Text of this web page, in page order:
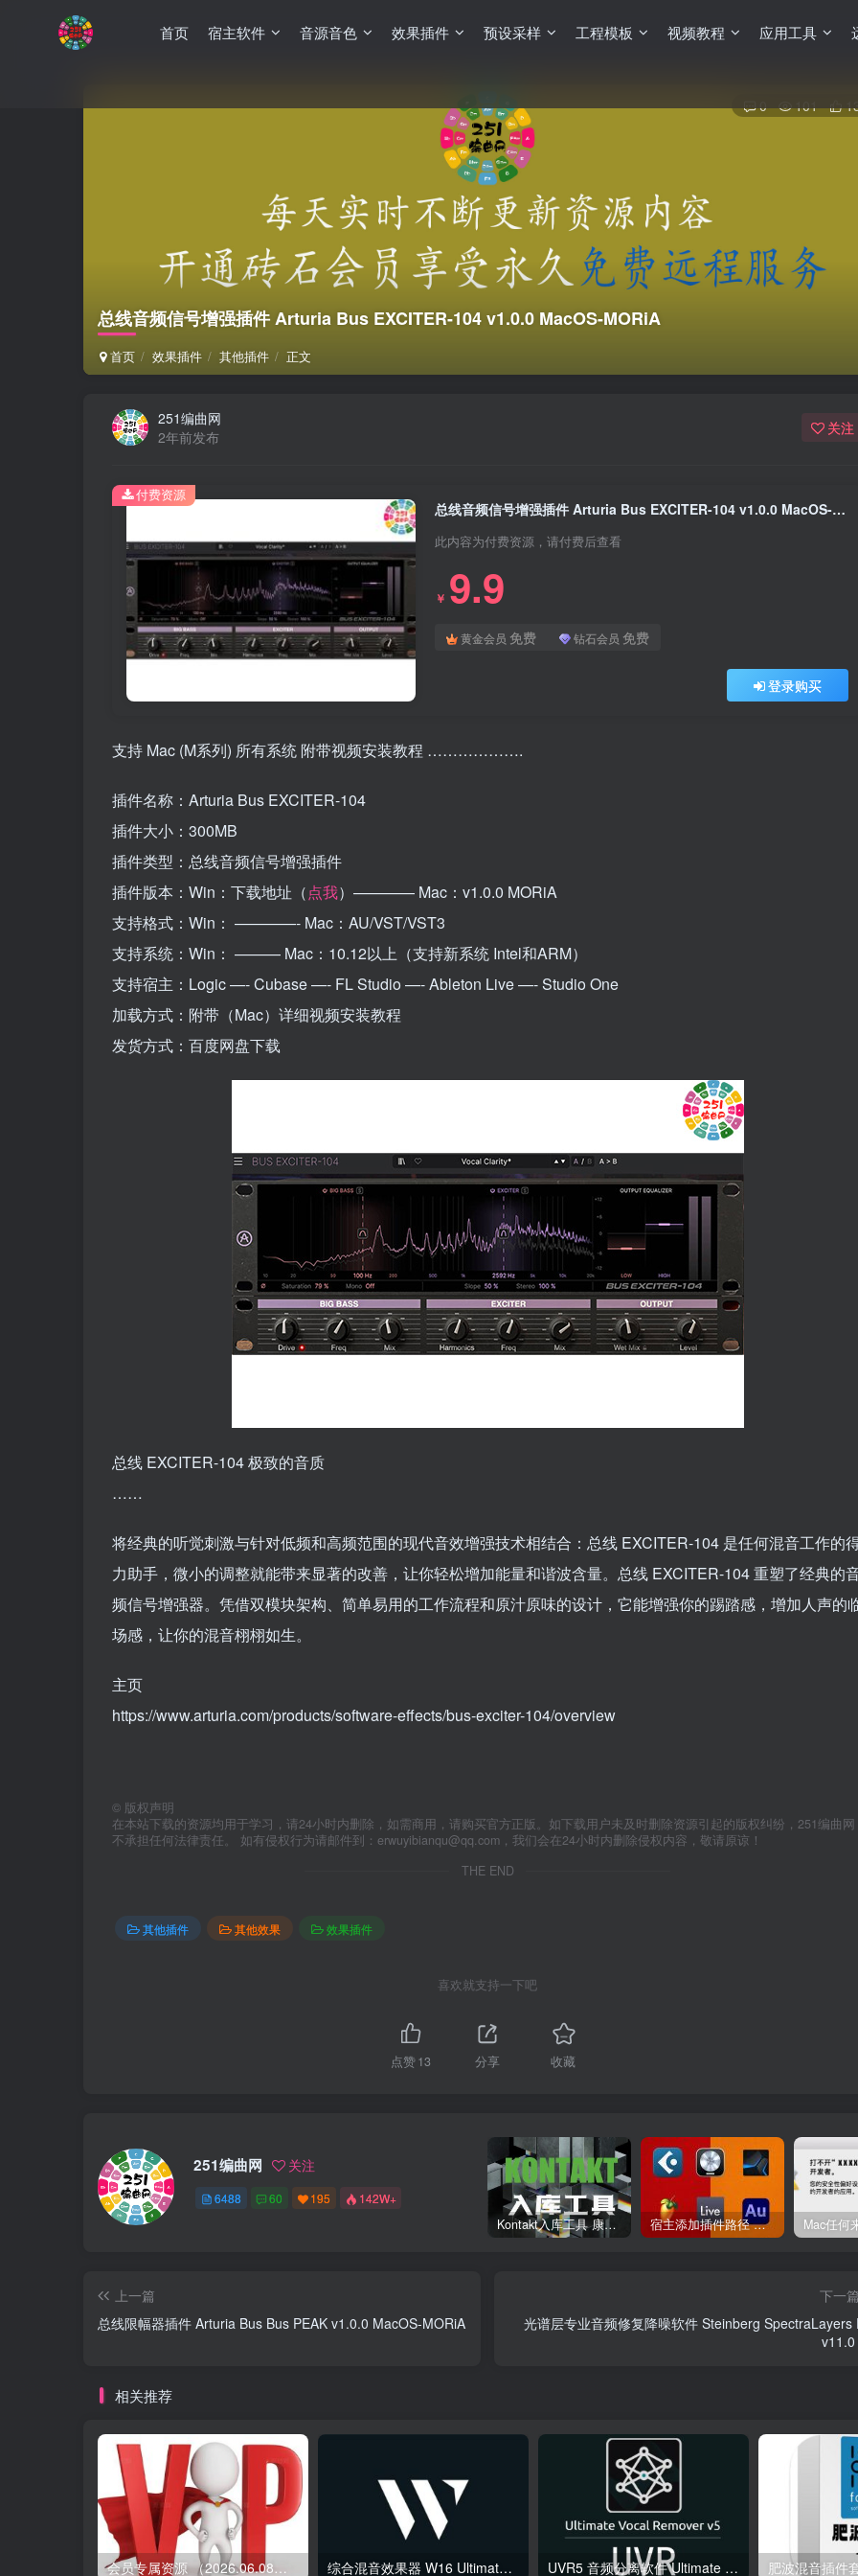
首页 宿主软件 音源音色 效果插件 预设采样 工程模板 视频教程 应用工具
总线音频信号增强插件 Arturia Bus EXCITER-104 v1.0.0 MacOS-MORiA
首页 效果插件 其他插件 正文
0 101
251编曲网
2年前发布
关注
总线音频信号增强插件 Arturia Bus EXCITER-104 v1.0.0 MacOS-MORiA
此内容为付费资源，请付费后查看
￥ 9.9
黄金会员 免费 钻石会员 免费
登录购买
付费资源
支持 Mac (M系列) 所有系统 附带视频安装教程 ……………….
插件名称：Arturia Bus EXCITER-104
插件大小：300MB
插件类型：总线音频信号增强插件
插件版本：Win：下载地址（点我）———— Mac：v1.0.0 MORiA
支持格式：Win： ————- Mac：AU/VST/VST3
支持系统：Win： ——— Mac：10.12以上（支持新系统 Intel和ARM）
支持宿主：Logic —- Cubase —- FL Studio —- Ableton Live —- Studio One
加载方式：附带（Mac）详细视频安装教程
发货方式：百度网盘下载
总线 EXCITER-104 极致的音质
……
将经典的听觉刺激与针对低频和高频范围的现代音效增强技术相结合：总线 EXCITER-104 是任何混音工作的
力助手，微小的调整就能带来显著的改善，让你轻松增加能量和谐波含量。总线 EXCITER-104 重塑了经典的
频信号增强器。凭借双模块架构、简单易用的工作流程和原汁原味的设计，它能增强你的踢踏感，增加人声的
场感，让你的混音栩栩如生。
主页
https://www.arturia.com/products/software-effects/bus-exciter-104/overview
© 版权声明
在本站下载的资源均用于学习，请24小时内删除，如需商用，请购买官方正版。如下载用户未及时删除资源引起的版权纠纷，251编曲网
不承担任何法律责任。 如有侵权行为请邮件到：erwuyibianqu@qq.com，我们会在24小时内删除侵权内容，敬请原谅！
THE END
其他插件 其他效果 效果插件
喜欢就支持一下吧
点赞13 分享 收藏
251编曲网 关注
6488 60 195 142W+
Kontakt入库工具 康泰克入库教程 宿主添加插件路径 插件路径设置 VSTPlugins路径
上一篇
总线限幅器插件 Arturia Bus Bus PEAK v1.0.0 MacOS-MORiA
下一篇
光谱层专业音频修复降噪软件 Steinberg SpectraLayers
v11.0
相关推荐
会员专属资源 （2026.06.08更新） 综合混音效果器 W16 Ultimate v2026.02.14 VR UVR5 音频分离软件 Ultimate Vocal Remover v5.6.0